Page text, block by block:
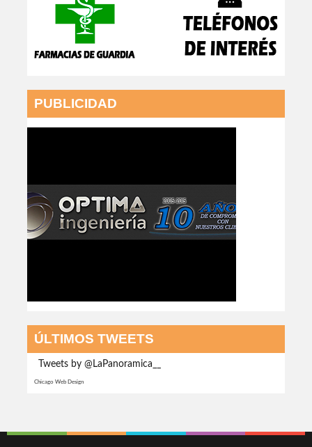
PUBLICIDAD
ÚLTIMOS TWEETS
Tweets by @LaPanoramica__
Chicago Web Design